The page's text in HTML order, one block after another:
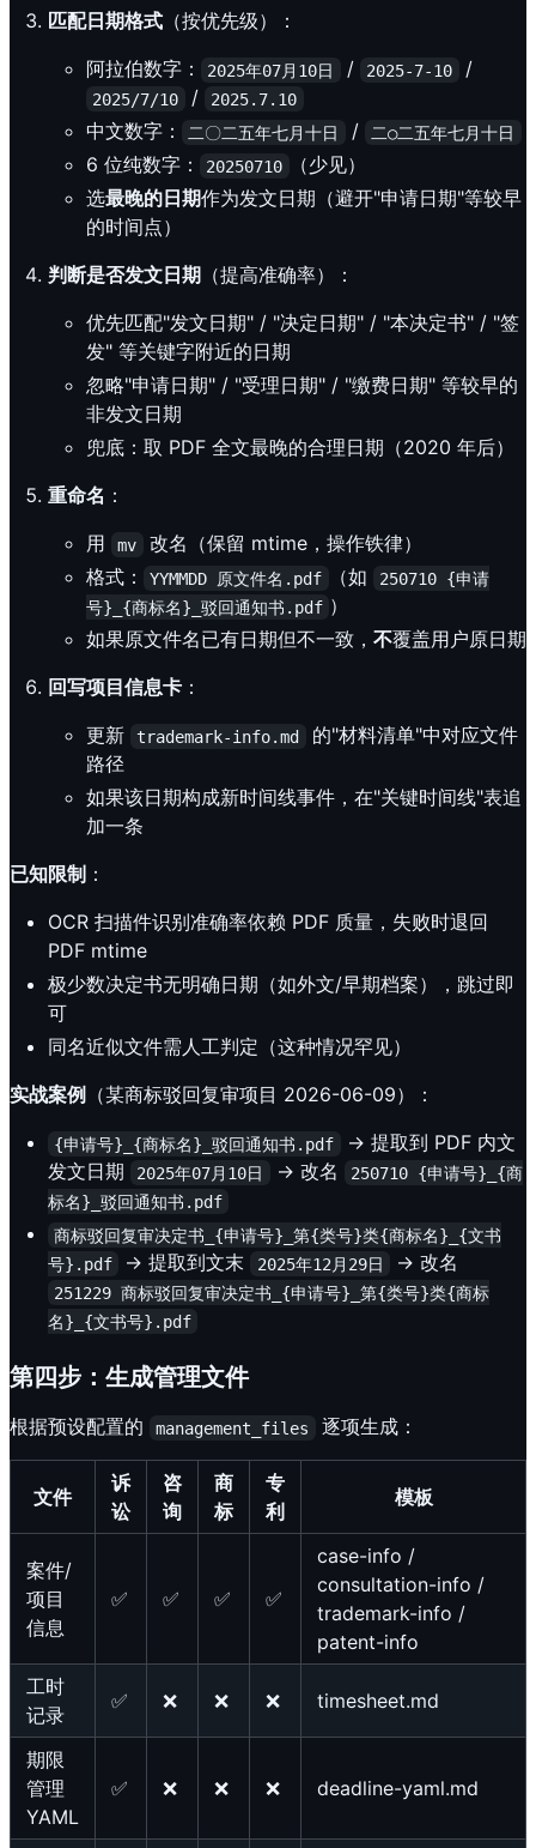
匹配日期格式 （按优先级）：
阿拉伯数字：
2025年07月10日 / 2025-7-10 /
2025/7/10 / 2025.7.10
中文数字： 二〇二五年七月十日 / 二○二五年七月十日
6 位纯数字： 20250710
（少见）
选最晚的日期作为发文日期（避开"申请日期"等较早
的时间点）
判断是否发文日期 （提高准确率）：
优先匹配"发文日期" / "决定日期" / "本决定书" / "签
发" 等关键字附近的日期
忽略"申请日期" / "受理日期" / "缴费日期" 等较早的
非发文日期
兜底：取 PDF 全文最晚的合理日期（2020 年后）
重命名 ：
用
mv
改名（保留 mtime，操作铁律）
格式：
YYMMDD 原文件名.pdf （如
250710 {申请
号}_{商标名}_驳回通知书.pdf ）
如果原文件名已有日期但不一致， 不覆盖用户原日期
回写项目信息卡 ：
更新
trademark-info.md
的"材料清单"中对应文件
路径
如果该日期构成新时间线事件，在"关键时间线"表追
加一条
已知限制 ：
OCR 扫描件识别准确率依赖 PDF 质量，失败时退回
PDF mtime
极少数决定书无明确日期（如外文/早期档案），跳过即
可
同名近似文件需人工判定（这种情况罕见）
实战案例
（某商标驳回复审项目 2026-06-09）：
{申请号}_{商标名}_驳回通知书.pdf
→ 提取到 PDF 内文
发文日期
2025年07月10日 → 改名
250710 {申请号}_{商
标名}_驳回通知书.pdf
商标驳回复审决定书_{申请号}_第{类号}类{商标名}_{文书
号}.pdf
→ 提取到文末 2025年12月29日 → 改名
251229 商标驳回复审决定书_{申请号}_第{类号}类{商标
名}_{文书号}.pdf
第四步：生成管理文件
根据预设配置的 management_files 逐项生成：
文件
诉
讼
咨
询
商
标
专
利
模板
案件/
项目
信息
✅ ✅ ✅ ✅
case-info /
consultation-info /
trademark-info /
patent-info
工时
记录
✅ ❌ ❌ ❌ timesheet.md
期限
管理
YAML
✅ ❌ ❌ ❌ deadline-yaml.md